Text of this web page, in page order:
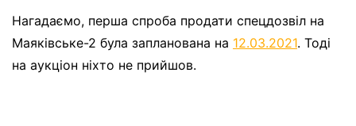
Нагадаємо, перша спроба продати спецдозвіл на
Маяківське-2 була запланована на 12.03.2021. Тоді
на аукціон ніхто не прийшов.